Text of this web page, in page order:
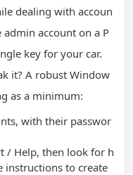
dealing with accoun
account on a P
key for your car.
it? A robust Window
as a minimum:
with their passwor
/ Help, then look for h
instructions to create